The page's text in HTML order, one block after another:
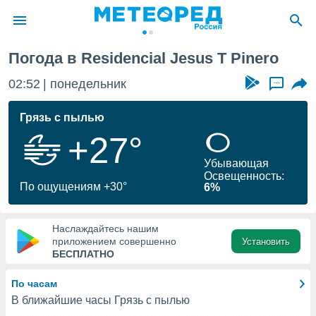
о
Вы можете
к этому
доступ
Погода в Residencial Jesus T Pinero
02:52 понедельник ...
Грязь с пылью
+27°
По ощущениям +30°
Убывающая
Освещенность:
6%
Наслаждайтесь нашим
приложением совершенно
БЕСПЛАТНО
Установить
По часам
В ближайшие часы Грязь с пылью